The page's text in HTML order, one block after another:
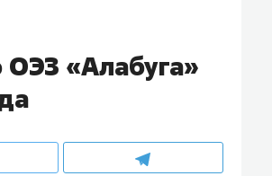
ОЭЗ «Алабуга»